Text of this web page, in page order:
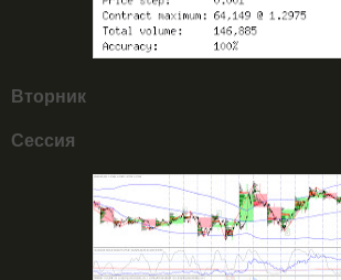
Вторник
Сессия